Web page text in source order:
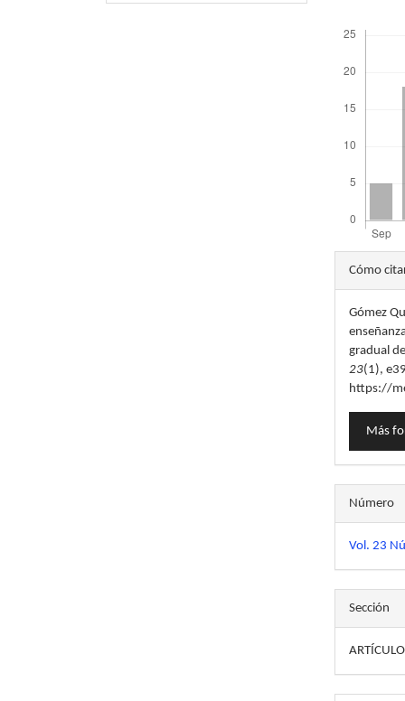
del
Cómo
Gómez
gradual
23(1),
https://
Más
Número
Vol. 23
Sección